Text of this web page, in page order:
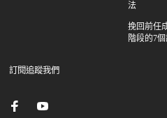
法
挽回前任
階段的7
訂閱追蹤我們